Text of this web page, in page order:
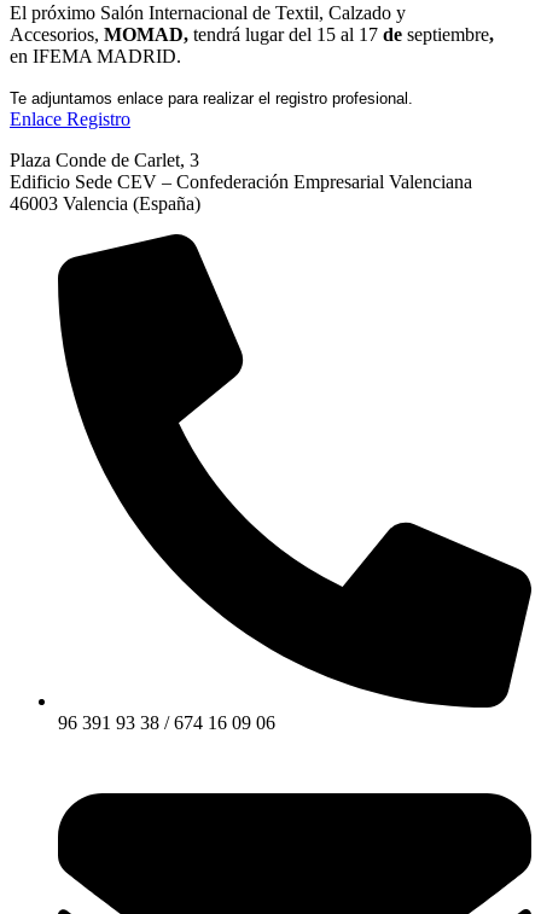
El próximo Salón Internacional de Textil, Calzado y
Accesorios, MOMAD, tendrá lugar del 15 al 17 de septiembre,
en IFEMA MADRID.
Te adjuntamos enlace para realizar el registro profesional.
Enlace Registro
Plaza Conde de Carlet, 3
Edificio Sede CEV – Confederación Empresarial Valenciana
46003 Valencia (España)
96 391 93 38 / 674 16 09 06